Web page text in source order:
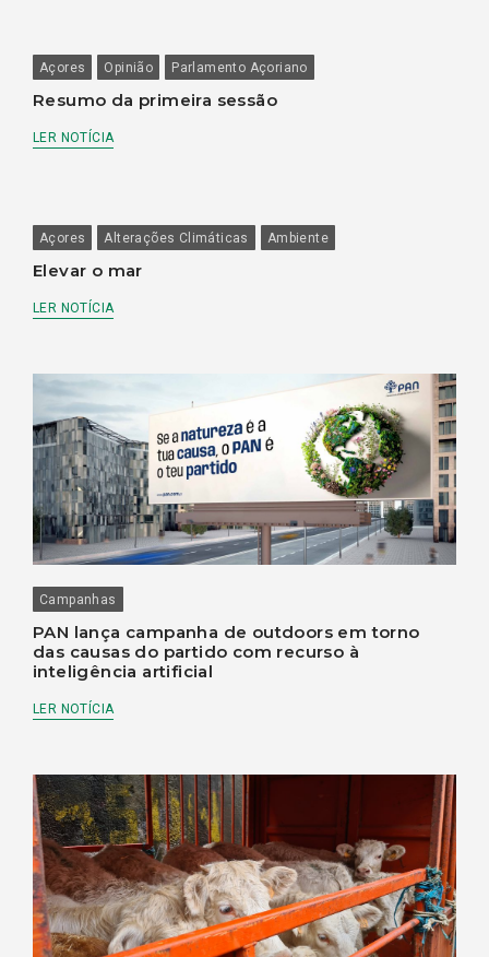
Açores Opinião Parlamento Açoriano
Resumo da primeira sessão
LER NOTÍCIA
Açores Alterações Climáticas Ambiente
Elevar o mar
LER NOTÍCIA
Campanhas
PAN lança campanha de outdoors em torno
das causas do partido com recurso à
inteligência artificial
LER NOTÍCIA